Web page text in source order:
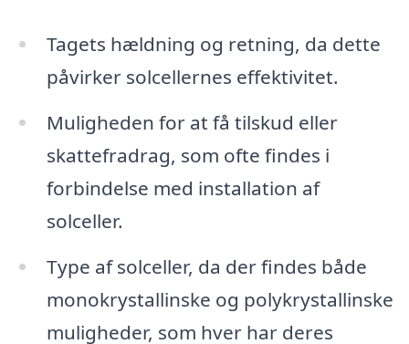
Tagets hældning og retning, da dette
påvirker solcellernes effektivitet.
Muligheden for at få tilskud eller
skattefradrag, som ofte findes i
forbindelse med installation af
solceller.
Type af solceller, da der findes både
monokrystallinske og polykrystallinske
muligheder, som hver har deres